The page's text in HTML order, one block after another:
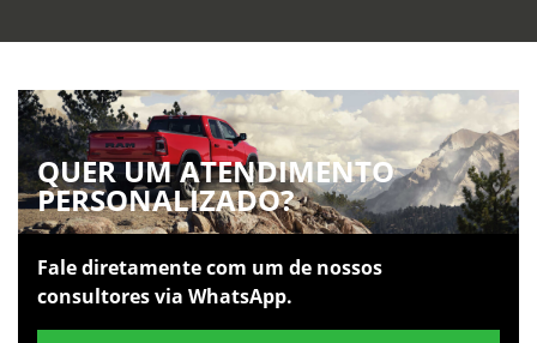
QUER UM ATENDIMENTO
PERSONALIZADO?
Fale diretamente com um de nossos
consultores via WhatsApp.